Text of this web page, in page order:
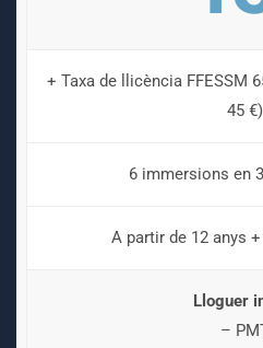
+ Taxa de llicència FFESSM
45 €)
6 immersions en
A partir de 12 anys
Lloguer
–